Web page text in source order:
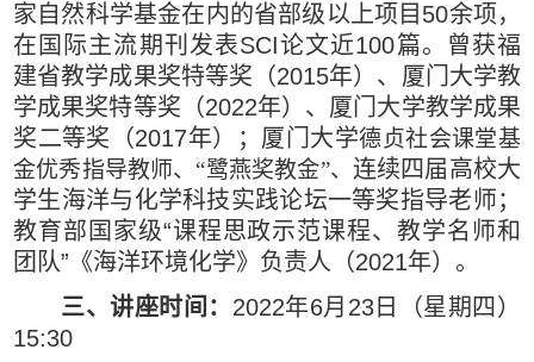
家自然科学基金在内的省部级以上项目 50余项，
在国际主流期刊发表SCI论文近100篇。曾获福
建省教学成果奖特等奖（2015年）、厦门大学教
学成果奖特等奖（2022年）、厦门大学教学成果
奖二等奖（2017年）；厦门大学德贞社会课堂基
金优秀指导教师、“鹭燕奖教金”、 连续四届高校大
学生海洋与化学科技实践论坛一等奖指导老师；
教育部国家级“课程思政示范课程、教学名师和
团队” 《海洋环境化学》负责人（2021年）。
三、讲座时间： 2022年6月 23日（星期四）
15:30